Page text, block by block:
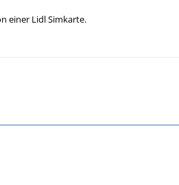
einer Lidl Simkarte.